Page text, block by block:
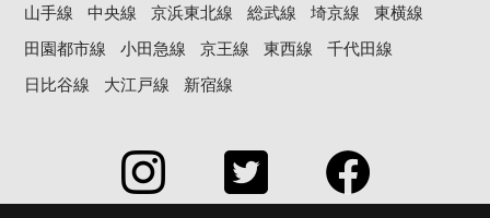
山手線 中央線 京浜東北線 総武線 埼京線
東横線
田園都市線
小田急線 京王線 東西線
千代田線
日比谷線
大江戸線 新宿線